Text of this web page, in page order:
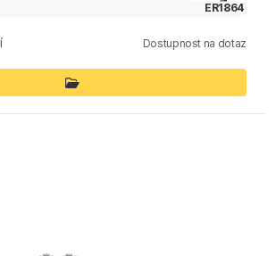
ER1864
Dostupnost na dotaz